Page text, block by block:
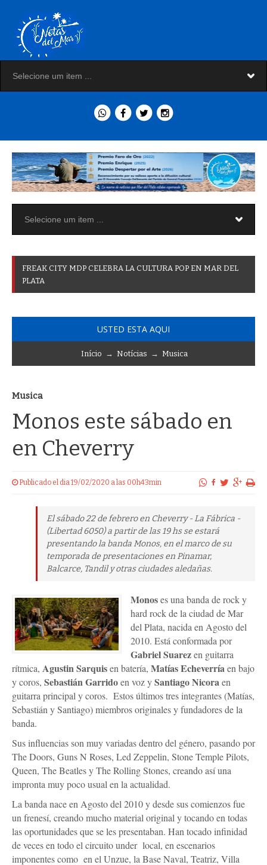
FREAK CITY MDP CELEBRA LA CULTURA POP EN MAR DEL
PLATA
USTED ESTA AQUI
Início → Notícias → Musica
Musica
Monos este sábado en
en Cheverry
Publicado el dia 19/02/2020 a las 00h43min
El sábado 22 de febrero en Cheverry - La Fábrica -
(Libertad 6050) a partir de las 19 hs se estará
presentando la banda Monos, en el marco de su
temporada de presentaciones en Pinamar,
Balcarce, Tandil y otras ciudades aledañas.
Monoses una banda de rock y
hard rock de la ciudad de Mar
del Plata, nacida en Agosto del
2010. Está conformada por
Gabriel Suarezen guitarra
rítmica, Agustin Sarquisen batería, Matías Echeverríaen bajo
y coros, Sebastián Garridoen voz ySantiago Nicoraen
guitarra principal y coros. Estos últimos tres integrantes (Matías,
Sebastián y Santiago) miembros originales y fundadores de la
banda.
Sus influencias son muy variadas dentro del género, pasando por
The Doors, Guns N Roses, Led Zeppelin, Stone Temple Pilots,
Queen, The Beatles y The Rolling Stones, creando así una
impronta muy poco usual en la actualidad.
La banda nace en Agosto del 2010 y desde sus comienzos fue
un frenesí, creando mucho material original y tocando en todas
las oportunidades que se les presentaban. Han tocado infinidad
de veces en todo el circuito under local, en escenarios
imponentes como en el Unzue, la Base Naval, Teatriz, Villa